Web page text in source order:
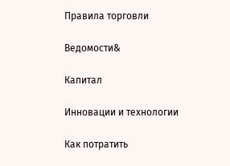
Правила торговли
Ведомости&
Капитал
Инновации и технологии
Как потратить